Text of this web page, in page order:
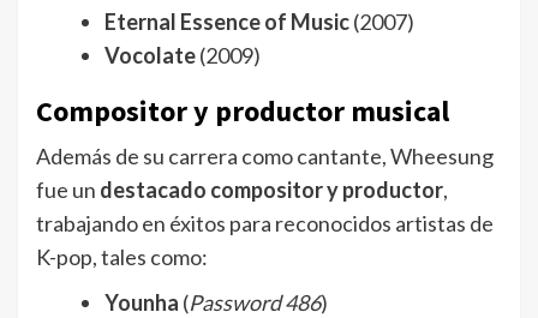
Eternal Essence of Music(2007)
Vocolate(2009)
Compositor y productor musical
Además de su carrera como cantante, Wheesung
fue un destacado compositor y productor,
trabajando en éxitos para reconocidos artistas de
K-pop, tales como:
Younha (Password 486)